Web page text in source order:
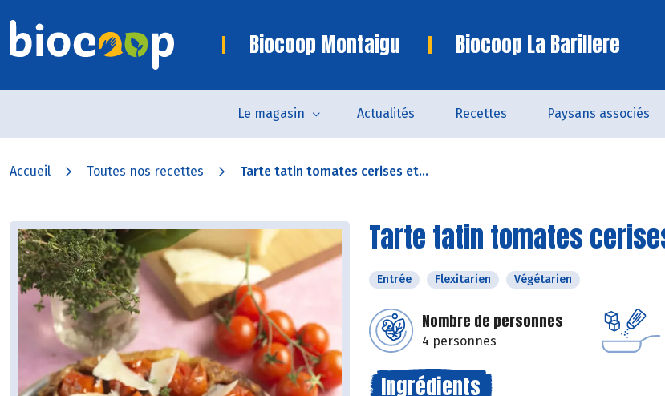
Biocoop Montaigu Biocoop La Barillere
Le magasin Actualités Recettes Paysans associés
Accueil Toutes nos recettes Tarte tatin tomates cerises et...
Tarte tatin tomates
Entrée Flexitarien Végétarien
Nombre de personnes
4 personnes
Ingrédients